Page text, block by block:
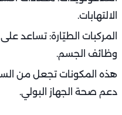
الالتهابات.
المركبات الطيّارة: تساعد
وظائف الجسم.
هذه المكونات تجعل من
دعم صحة الجهاز البولي.